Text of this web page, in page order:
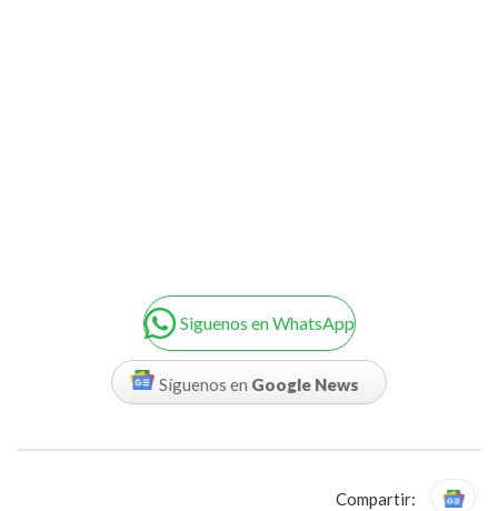
Siguenos en WhatsApp
Síguenos en Google News
Compartir: